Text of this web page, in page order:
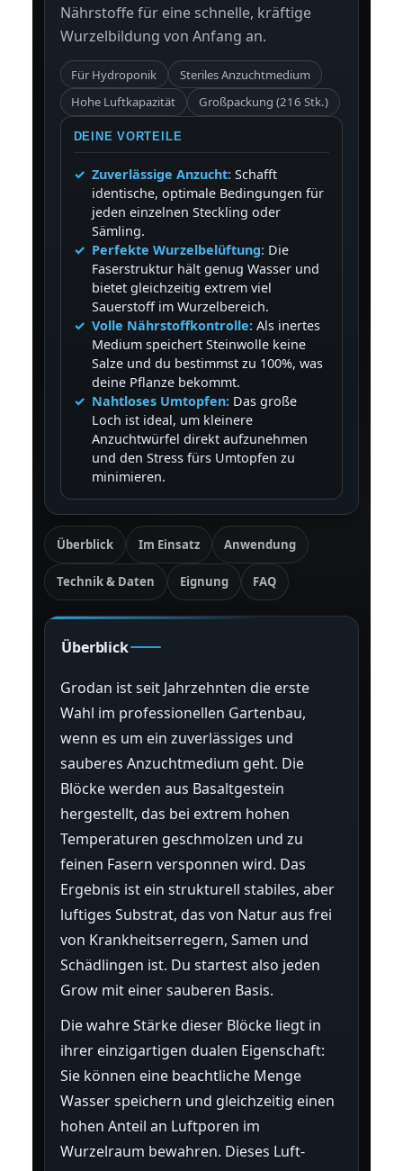
Nährstoffe für eine schnelle, kräftige
Wurzelbildung von Anfang an.
Für Hydroponik
Steriles Anzuchtmedium
Hohe Luftkapazität
Großpackung (216 Stk.)
DEINE VORTEILE
Zuverlässige Anzucht:Schafft
identische, optimale Bedingungen für
jeden einzelnen Steckling oder
Sämling.
Perfekte Wurzelbelüftung:Die
Faserstruktur hält genug Wasser und
bietet gleichzeitig extrem viel
Sauerstoff im Wurzelbereich.
Volle Nährstoffkontrolle:Als inertes
Medium speichert Steinwolle keine
Salze und du bestimmst zu 100%, was
deine Pflanze bekommt.
Nahtloses Umtopfen:Das große
Loch ist ideal, um kleinere
Anzuchtwürfel direkt aufzunehmen
und den Stress fürs Umtopfen zu
minimieren.
Überblick Im Einsatz Anwendung
Technik & Daten Eignung FAQ
Überblick
Grodan ist seit Jahrzehnten die erste
Wahl im professionellen Gartenbau,
wenn es um ein zuverlässiges und
sauberes Anzuchtmedium geht. Die
Blöcke werden aus Basaltgestein
hergestellt, das bei extrem hohen
Temperaturen geschmolzen und zu
feinen Fasern versponnen wird. Das
Ergebnis ist ein strukturell stabiles, aber
luftiges Substrat, das von Natur aus frei
von Krankheitserregern, Samen und
Schädlingen ist. Du startest also jeden
Grow mit einer sauberen Basis.
Die wahre Stärke dieser Blöcke liegt in
ihrer einzigartigen dualen Eigenschaft:
Sie können eine beachtliche Menge
Wasser speichern und gleichzeitig einen
hohen Anteil an Luftporen im
Wurzelraum bewahren. Dieses Luft-